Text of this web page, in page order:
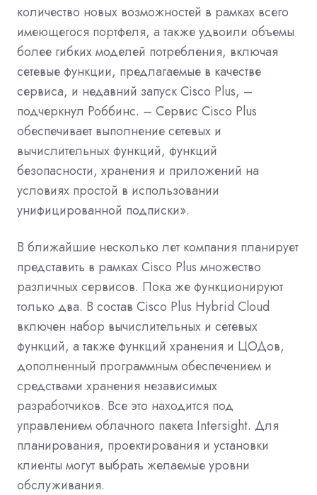
количество новых возможностей в рамках всего
имеющегося портфеля, а также удвоили объемы
более гибких моделей потребления, включая
сетевые функции, предлагаемые в качестве
сервиса, и недавний запуск Cisco Plus, –
подчеркнул Роббинс. – Сервис Cisco Plus
обеспечивает выполнение сетевых и
вычислительных функций, функций
безопасности, хранения и приложений на
условиях простой в использовании
унифицированной подписки».
В ближайшие несколько лет компания планирует
представить в рамках Cisco Plus множество
различных сервисов. Пока же функционируют
только два. В состав Cisco Plus Hybrid Cloud
включен набор вычислительных и сетевых
функций, а также функций хранения и ЦОДов,
дополненный программным обеспечением и
средствами хранения независимых
разработчиков. Все это находится под
управлением облачного пакета Intersight. Для
планирования, проектирования и установки
клиенты могут выбрать желаемые уровни
обслуживания.